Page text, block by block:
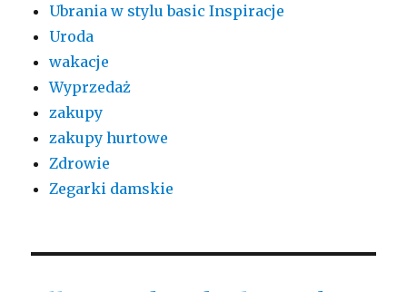
Ubrania w stylu basic Inspiracje
Uroda
wakacje
Wyprzedaż
zakupy
zakupy hurtowe
Zdrowie
Zegarki damskie